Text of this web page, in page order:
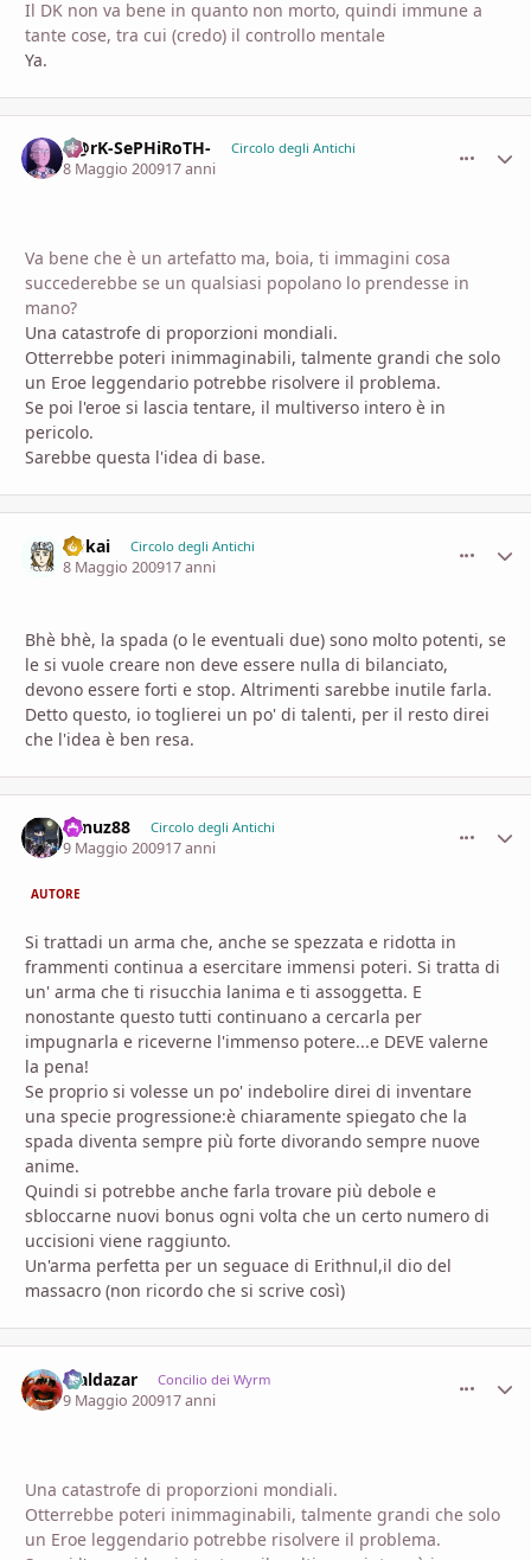
Il DK non va bene in quanto non morto, quindi immune a
tante cose, tra cui (credo) il controllo mentale
Ya.
D@rK-SePHiRoTH- Circolo degli Antichi
8 Maggio 200917 anni
Va bene che è un artefatto ma, boia, ti immagini cosa
succederebbe se un qualsiasi popolano lo prendesse in
mano?
Una catastrofe di proporzioni mondiali.
Otterrebbe poteri inimmaginabili, talmente grandi che solo
un Eroe leggendario potrebbe risolvere il problema.
Se poi l'eroe si lascia tentare, il multiverso intero è in
pericolo.
Sarebbe questa l'idea di base.
Dokai Circolo degli Antichi
8 Maggio 200917 anni
Bhè bhè, la spada (o le eventuali due) sono molto potenti, se
le si vuole creare non deve essere nulla di bilanciato,
devono essere forti e stop. Altrimenti sarebbe inutile farla.
Detto questo, io toglierei un po' di talenti, per il resto direi
che l'idea è ben resa.
vanuz88 Circolo degli Antichi
9 Maggio 200917 anni
AUTORE
Si trattadi un arma che, anche se spezzata e ridotta in
frammenti continua a esercitare immensi poteri. Si tratta di
un' arma che ti risucchia lanima e ti assoggetta. E
nonostante questo tutti continuano a cercarla per
impugnarla e riceverne l'immenso potere...e DEVE valerne
la pena!
Se proprio si volesse un po' indebolire direi di inventare
una specie progressione:è chiaramente spiegato che la
spada diventa sempre più forte divorando sempre nuove
anime.
Quindi si potrebbe anche farla trovare più debole e
sbloccarne nuovi bonus ogni volta che un certo numero di
uccisioni viene raggiunto.
Un'arma perfetta per un seguace di Erithnul,il dio del
massacro (non ricordo che si scrive così)
Maldazar Concilio dei Wyrm
9 Maggio 200917 anni
Una catastrofe di proporzioni mondiali.
Otterrebbe poteri inimmaginabili, talmente grandi che solo
un Eroe leggendario potrebbe risolvere il problema.